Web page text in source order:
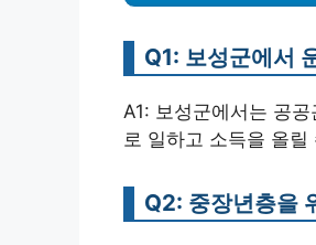
Q1: 보성군에서
A1: 보성군에서는 공
로 일하고 소득을 올
Q2: 중장년층을